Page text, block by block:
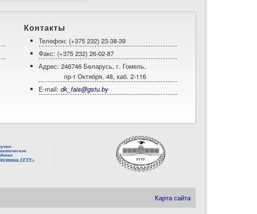
Контакты
Телефон: (+375 232) 23-38-39
Факс: (+375 232) 26-02-87
Адрес: 246746 Беларусь, г. Гомель,
пр-т Октября, 48, каб. 2-116
E-mail: dk_fais@gstu.by
Карта сайта